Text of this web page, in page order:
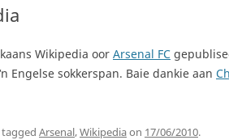
Wikipedia oor Arsenal FC
Engelse sokkerspan. Baie dankie aan
Arsenal,Wikipediaon 17/06/2010.